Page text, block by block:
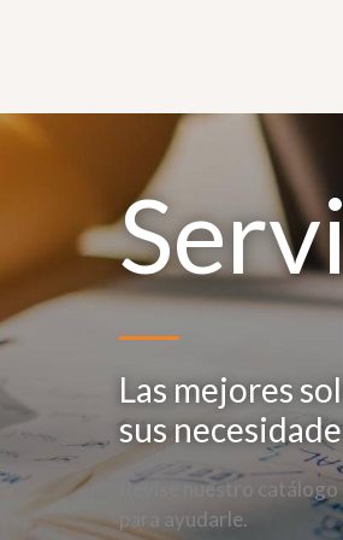
Las mejores
sus
Revise nuestro
para ayudarle.